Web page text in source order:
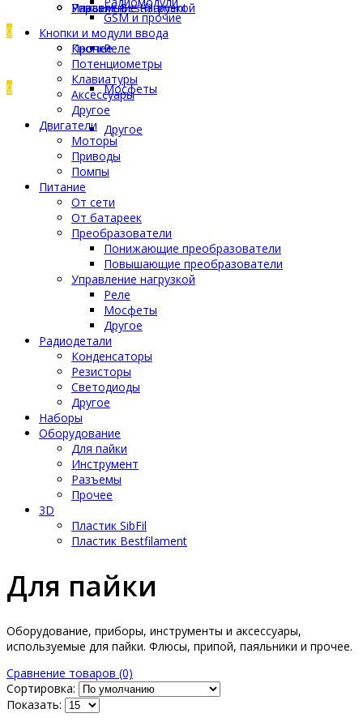
0
0
Управление нагрузкой
Реле
Мосфеты
Другое
Разъемы
Прочее
Пластик Bestfilament
GSM и прочие
Кнопки и модули ввода
Кнопки
Потенциометры
Клавиатуры
Аксессуары
Другое
Двигатели
Моторы
Приводы
Помпы
Питание
От сети
От батареек
Преобразователи
Понижающие преобразователи
Повышающие преобразователи
Управление нагрузкой
Реле
Мосфеты
Другое
Радиодетали
Конденсаторы
Резисторы
Светодиоды
Другое
Наборы
Оборудование
Для пайки
Инструмент
Разъемы
Прочее
3D
Пластик SibFil
Пластик Bestfilament
Для пайки
Оборудование, приборы, инструменты и аксессуары,
используемые для пайки. Флюсы, припой, паяльники и прочее.
Сравнение товаров (0)
Сортировка:
Показать: